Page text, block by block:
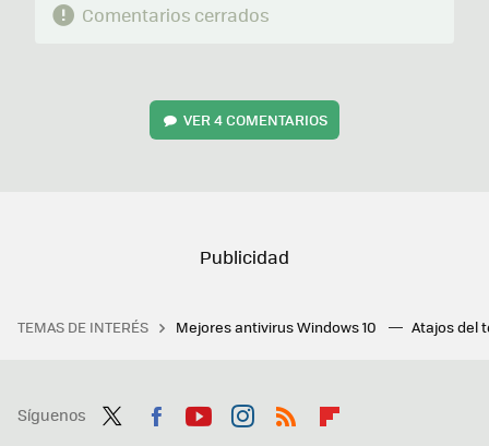
Comentarios cerrados
VER4 COMENTARIOS
TEMAS DE INTERÉS Mejores antivirus Windows 10 Atajos del
Síguenos